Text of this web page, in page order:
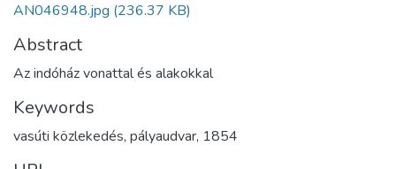
AN046948.jpg (236.37 KB)
Abstract
Az indóház vonattal és alakokkal
Keywords
vasúti közlekedés, pályaudvar, 1854